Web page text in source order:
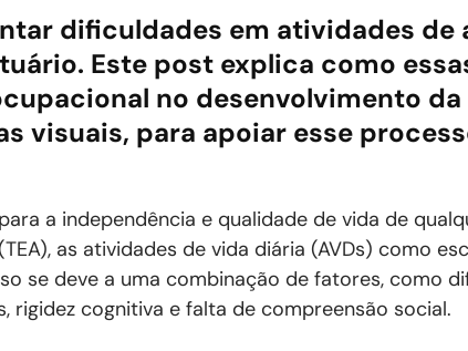
dificuldades em atividades de
Este post explica como
no desenvolvimento
visuais, para apoiar esse
a independência e qualidade de vida de
as atividades de vida diária (AVDs) como
se deve a uma combinação de fatores, como
rigidez cognitiva e falta de compreensão social.